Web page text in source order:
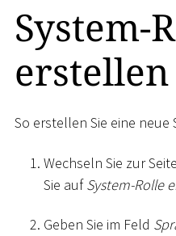
System-
erstellen
So erstellen Sie eine neue
Wechseln Sie zur Seite
Sie aufSystem-Rolle
Geben Sie im Feld